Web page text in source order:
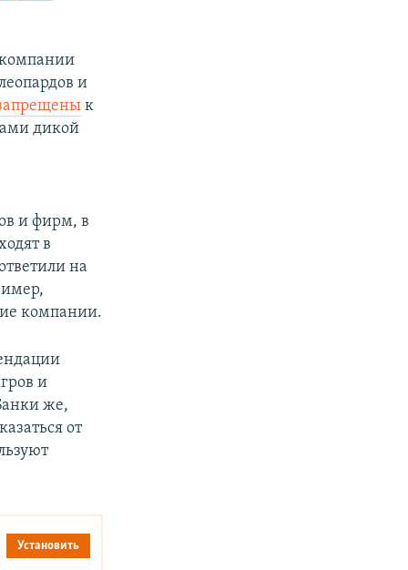
и
к
дикой
и фирм, в
в
на
компании.
и
же,
от
Установить